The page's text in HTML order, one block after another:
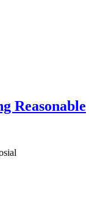
Reasonable